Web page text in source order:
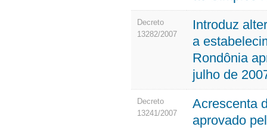
Decreto
13282/2007
Introduz
a
Rondônia
julho de
Decreto
13241/2007
Acrescenta
aprovado